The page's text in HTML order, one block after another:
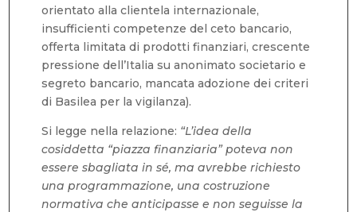
orientato alla clientela internazionale,
insufficienti competenze del ceto bancario,
offerta limitata di prodotti finanziari, crescente
pressione dell’Italia su anonimato societario e
segreto bancario, mancata adozione dei criteri
di Basilea per la vigilanza).
Si legge nella relazione: “L’idea della
cosiddetta “piazza finanziaria” poteva non
essere sbagliata in sé, ma avrebbe richiesto
una programmazione, una costruzione
normativa che anticipasse e non seguisse la